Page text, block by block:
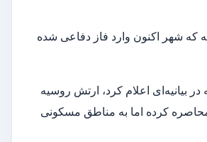
که شهر اکنون وارد فاز دفاعی شده
بیانیه‌ای اعلام کرد، ارتش روسیه
کرده اما به مناطق مسکونی